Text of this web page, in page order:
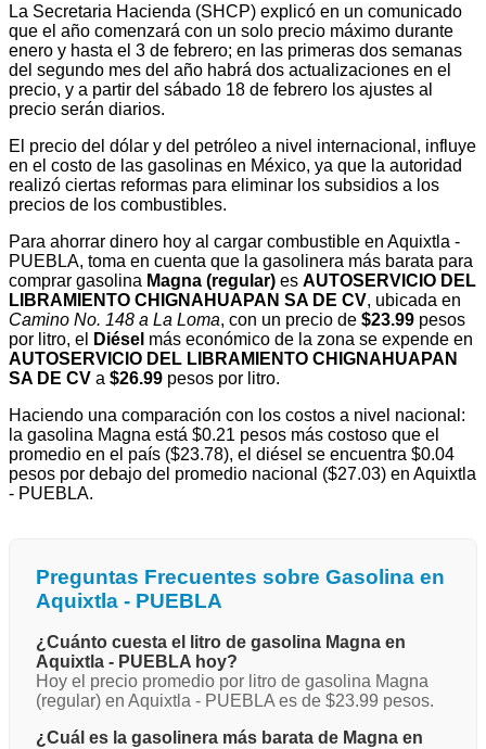
La Secretaria Hacienda (SHCP) explicó en un comunicado
que el año comenzará con un solo precio máximo durante
enero y hasta el 3 de febrero; en las primeras dos semanas
del segundo mes del año habrá dos actualizaciones en el
precio, y a partir del sábado 18 de febrero los ajustes al
precio serán diarios.
El precio del dólar y del petróleo a nivel internacional, influye
en el costo de las gasolinas en México, ya que la autoridad
realizó ciertas reformas para eliminar los subsidios a los
precios de los combustibles.
Para ahorrar dinero hoy al cargar combustible en Aquixtla -
PUEBLA, toma en cuenta que la gasolinera más barata para
comprar gasolina Magna (regular) es AUTOSERVICIO DEL
LIBRAMIENTO CHIGNAHUAPAN SA DE CV, ubicada en
Camino No. 148 a La Loma, con un precio de $23.99 pesos
por litro, el
Diésel más económico de la zona se expende en
AUTOSERVICIO DEL LIBRAMIENTO CHIGNAHUAPAN
SA DE CV a $26.99 pesos por litro.
Haciendo una comparación con los costos a nivel nacional:
la gasolina Magna está $0.21 pesos más costoso que el
promedio en el país ($23.78), el diésel se encuentra $0.04
pesos por debajo del promedio nacional ($27.03) en Aquixtla
- PUEBLA.
Preguntas Frecuentes sobre Gasolina en
Aquixtla - PUEBLA
¿Cuánto cuesta el litro de gasolina Magna en
Aquixtla - PUEBLA hoy?
Hoy el precio promedio por litro de gasolina Magna
(regular) en Aquixtla - PUEBLA es de $23.99 pesos.
¿Cuál es la gasolinera más barata de Magna en